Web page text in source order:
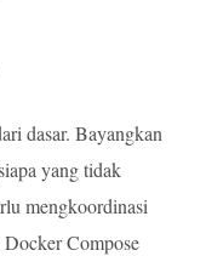
dasar. Bayangkan
yang tidak
mengkoordinasi
Compose